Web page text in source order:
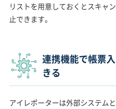
リストを用意しておくとスキャ
止できます。
連携機能で帳票
きる
アイレポーターは外部システム